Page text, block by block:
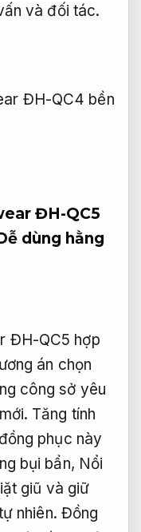
và đối tác.
ĐH-QC5
dùng hằng
ĐH-QC5 hợp
án chọn
công sở yêu
Tăng tính
phục này
bụi bẩn, Nổi
giũ và giữ
nhiên. Đồng